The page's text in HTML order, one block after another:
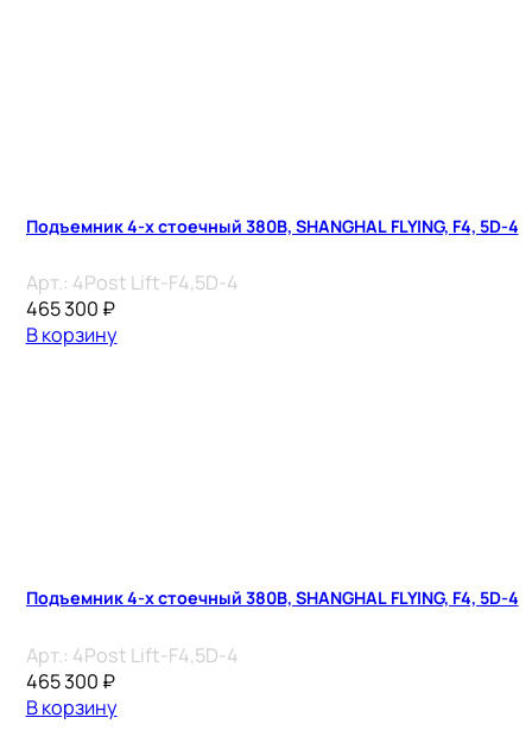
Подъемник 4-х стоечный 380В, SHANGHAL FLYING, F4, 5D-4
Арт.: 4Post Lift-F4,5D-4
465 300 ₽
В корзину
Подъемник 4-х стоечный 380В, SHANGHAL FLYING, F4, 5D-4
Арт.: 4Post Lift-F4,5D-4
465 300 ₽
В корзину